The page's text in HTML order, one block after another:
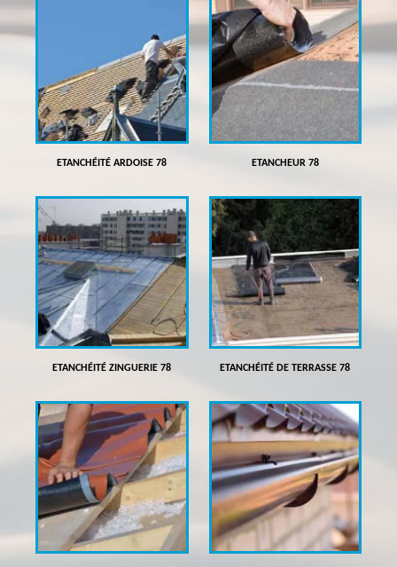
ETANCHÉITÉ ARDOISE 78 ETANCHEUR 78
ETANCHÉITÉ ZINGUERIE 78 ETANCHÉITÉ DE TERRASSE 78